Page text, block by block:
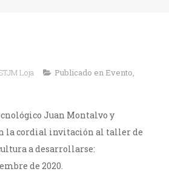
Loja Publicado en Evento,
Juan Montalvo y
la cordial invitación al taller de
a desarrollarse:
de 2020.